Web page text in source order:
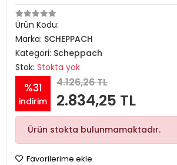
Ürün Kodu:
Marka: SCHEPPACH
Kategori: Scheppach
Stok: Stokta yok
%31
indirim
4.126,26 TL
2.834,25 TL
Ürün stokta bulunmamaktadır.
Favorilerime ekle